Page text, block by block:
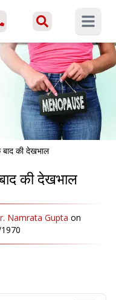
Open
की देखभाल
की देखभाल
Namrata Gupta on